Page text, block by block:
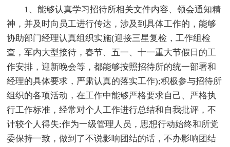
1、能够认真学习招待所相关文件内容、领会通知精
神，并及时向员工进行传达，涉及到具体工作的，能够
协助部门经理认真组织实施(迎接三星复检，工作组检
查，军内大型接待，春节、五一、十一重大节假日的工
作安排，迎新晚会等，都能够按照招待所的统一部署和
经理的具体要求，严肃认真的落实工作);积极参与招待所
组织的各项活动，在工作中能够严格要求自己、严格执
行工作标准，经常对个人工作进行总结和自我批评，不
计较个人得失;作为一级管理人员，思想行动始终和所党
委保持一致，做到了不说影响团结的话，不办影响团结